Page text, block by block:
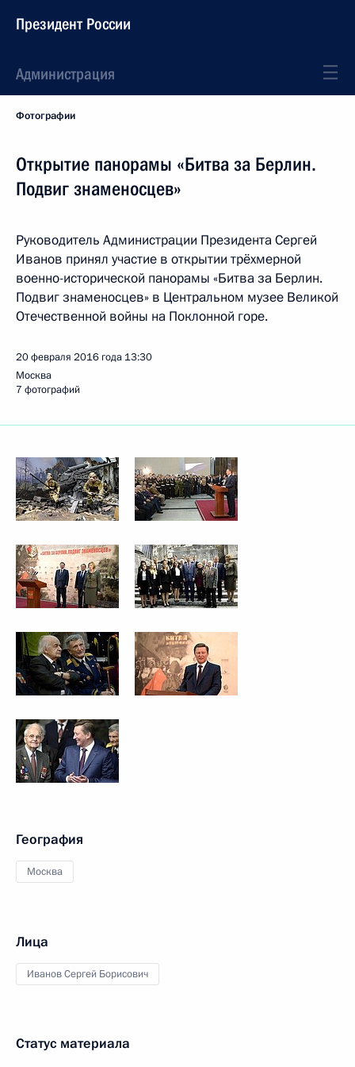
Президент России
Администрация
Фотографии
Открытие панорамы «Битва за Берлин.
Подвиг знаменосцев»
Руководитель Администрации Президента Сергей
Иванов принял участие в открытии трёхмерной
военно-исторической панорамы «Битва за Берлин.
Подвиг знаменосцев» в Центральном музее Великой
Отечественной войны на Поклонной горе.
20 февраля 2016 года 13:30
Москва
7 фотографий
География
Москва
Лица
Иванов Сергей Борисович
Статус материала